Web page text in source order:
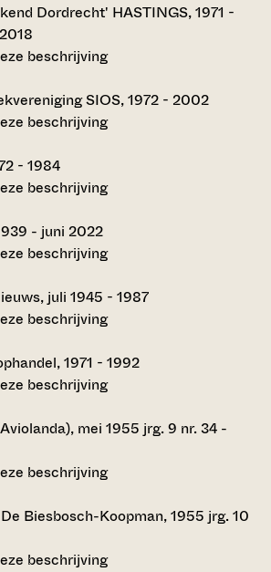
Dordrecht' HASTINGS, 1971 -
beschrijving
SIOS, 1972 - 2002
beschrijving
- 1984
beschrijving
- juni 2022
beschrijving
juli 1945 - 1987
beschrijving
1971 - 1992
beschrijving
mei 1955 jrg. 9 nr. 34 -
beschrijving
Biesbosch-Koopman, 1955 jrg. 10
beschrijving